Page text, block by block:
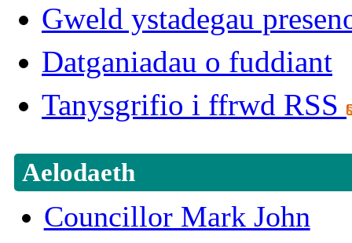
Gweld ystadegau
Datganiadau o fuddiant
Tanysgrifio i ffrwd RSS
Aelodaeth
Councillor Mark John